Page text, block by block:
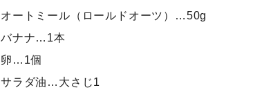
オートミール（ロールドオーツ）…50g
バナナ…1本
卵…1個
サラダ油…大さじ1